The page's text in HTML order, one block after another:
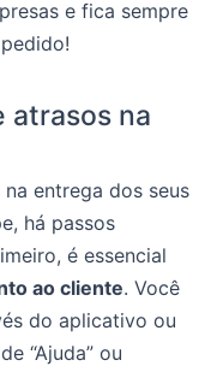
e fica sempre
atrasos na
entrega dos seus
há passos
é essencial
ao cliente. Você
do aplicativo ou
“Ajuda” ou